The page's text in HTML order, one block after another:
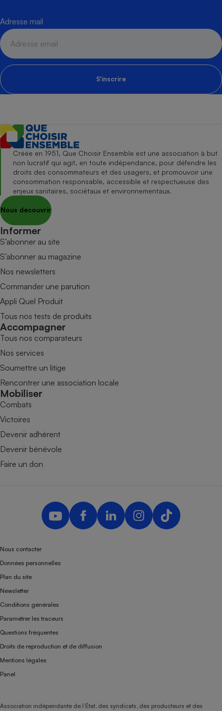
Adresse mail
S'inscrire
Créée en 1951, Que Choisir Ensemble est une association à but
non lucratif qui agit, en toute indépendance, pour défendre les
droits des consommateurs et des usagers, et promouvoir une
consommation responsable, accessible et respectueuse des
enjeux sanitaires, sociétaux et environnementaux.
Nous découvrir
Informer
S’abonner au site
S’abonner au magazine
Nos newsletters
Commander une parution
Appli Quel Produit
Tous nos tests de produits
Accompagner
Tous nos comparateurs
Nos services
Soumettre un litige
Rencontrer une association locale
Mobiliser
Combats
Victoires
Devenir adhérent
Devenir bénévole
Faire un don
Nous contacter
Données personnelles
Plan du site
Newsletter
Conditions générales
Paramétrer les traceurs
Questions fréquentes
Droits de reproduction et de diffusion
Mentions légales
Panel
Association indépendante de l’État, des syndicats, des producteurs et des